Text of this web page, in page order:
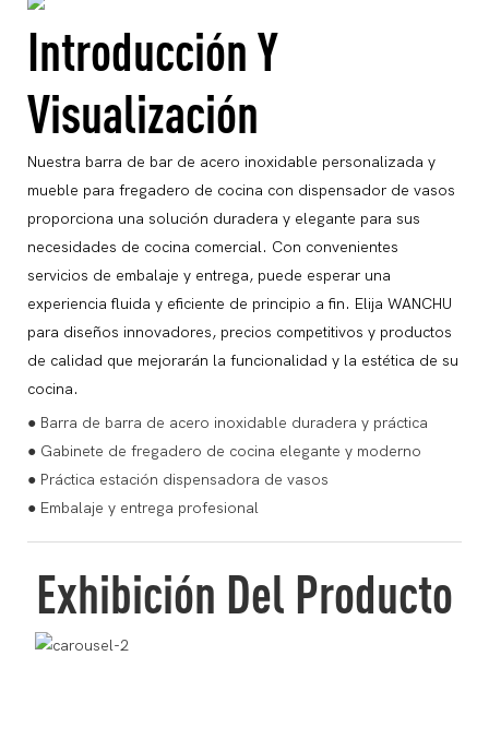
Introducción Y
Visualización
Nuestra barra de bar de acero inoxidable personalizada y
mueble para fregadero de cocina con dispensador de vasos
proporciona una solución duradera y elegante para sus
necesidades de cocina comercial. Con convenientes
servicios de embalaje y entrega, puede esperar una
experiencia fluida y eficiente de principio a fin. Elija WANCHU
para diseños innovadores, precios competitivos y productos
de calidad que mejorarán la funcionalidad y la estética de su
cocina.
● Barra de barra de acero inoxidable duradera y práctica
● Gabinete de fregadero de cocina elegante y moderno
● Práctica estación dispensadora de vasos
● Embalaje y entrega profesional
Exhibición Del Producto